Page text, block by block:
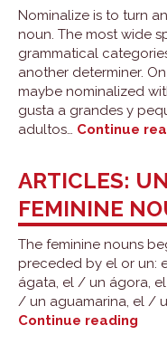
Nominalize is to turn
noun. The most wide
grammatical
another determiner.
maybe nominalized
gusta a grandes y
adultos… Continue
ARTICLES:
FEMININE
The feminine nouns
preceded by el or un:
ágata, el / un ágora,
/ un aguamarina, el /
Continue reading